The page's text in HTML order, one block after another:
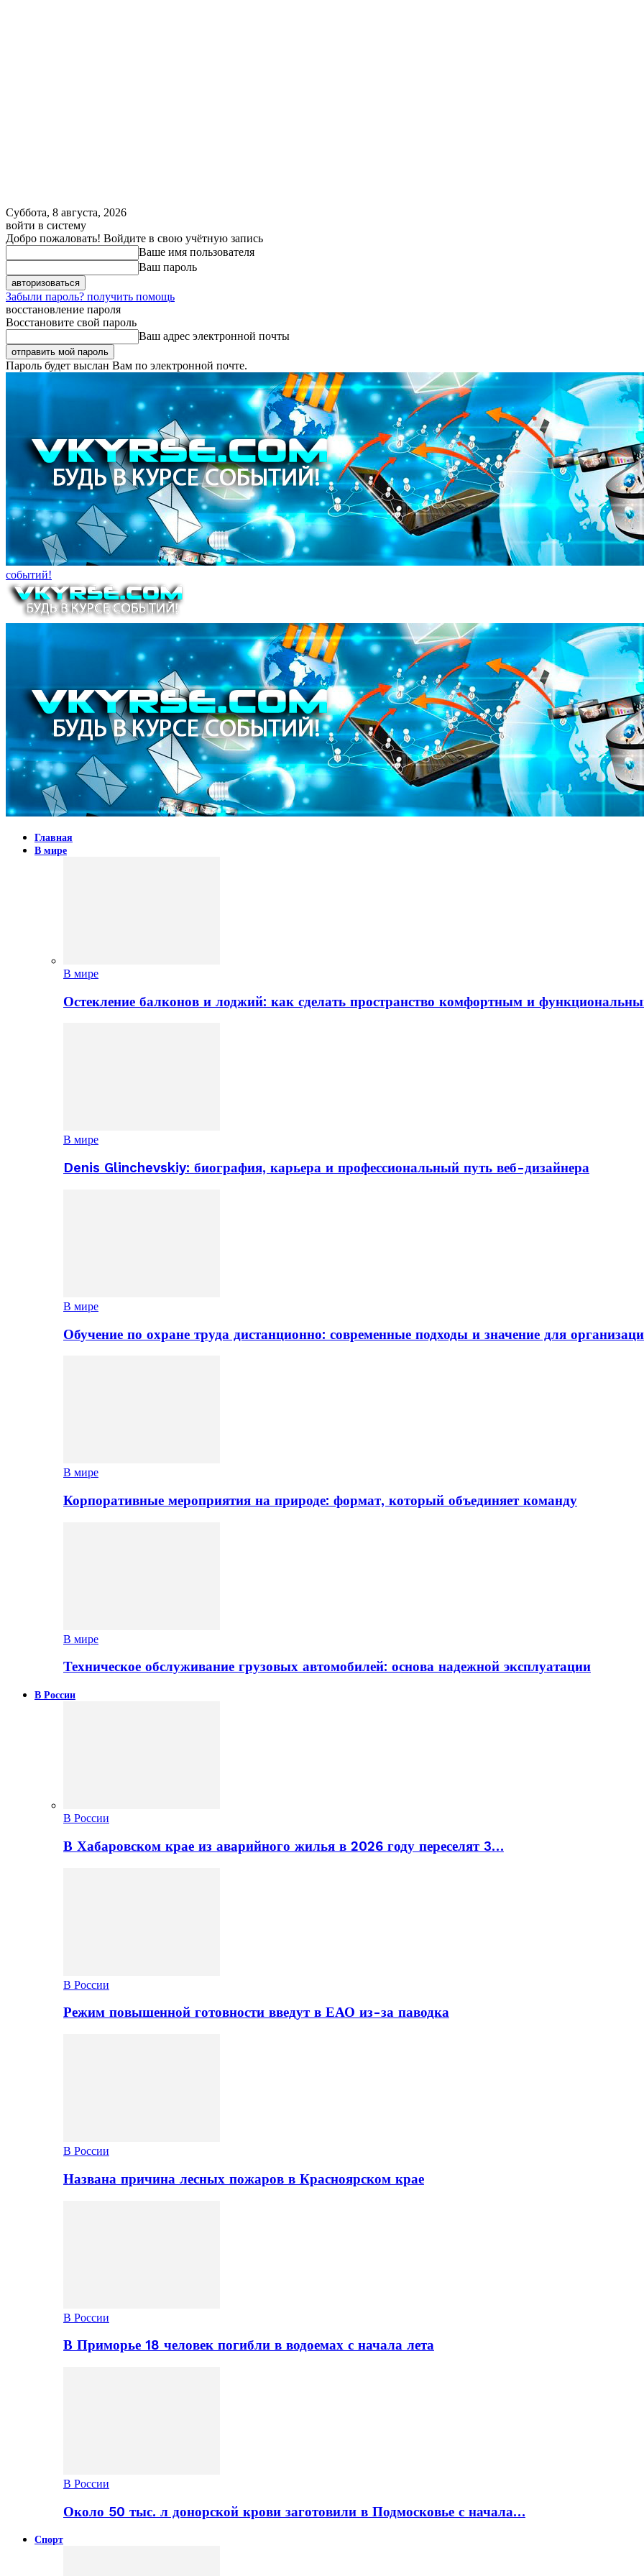
Суббота, 8 августа, 2026
войти в систему
Добро пожаловать! Войдите в свою учётную запись
Ваше имя пользователя
Ваш пароль
Забыли пароль? получить помощь
восстановление пароля
Восстановите свой пароль
Ваш адрес электронной почты
Пароль будет выслан Вам по электронной почте.
событий!
Главная
В мире
В мире
Остекление балконов и лоджий: как сделать пространство комфортным и
В мире
Denis Glinchevskiy: биография, карьера и профессиональный путь веб-дизайнера
В мире
Обучение по охране труда дистанционно: современные подходы и значение для
В мире
Корпоративные мероприятия на природе: формат, который объединяет команду
В мире
Техническое обслуживание грузовых автомобилей: основа надежной эксплуатации
В России
В России
В Хабаровском крае из аварийного жилья в 2026 году переселят 3…
В России
Режим повышенной готовности введут в ЕАО из-за паводка
В России
Названа причина лесных пожаров в Красноярском крае
В России
В Приморье 18 человек погибли в водоемах с начала лета
В России
Около 50 тыс. л донорской крови заготовили в Подмосковье с начала…
Спорт